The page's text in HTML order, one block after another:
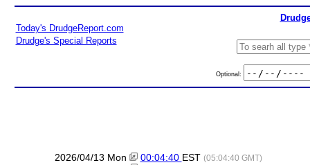
Today's DrudgeReport.com
Drudge's Special Reports
Optional:
2026/04/13 Mon 00:04:40 EST (05:04:40 GMT)